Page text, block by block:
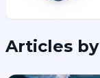
Articles by